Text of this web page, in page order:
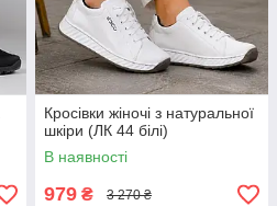
Кросівки жіночі з натуральної
шкіри (ЛК 44 білі)
В наявності
979 ₴ 3 270 ₴